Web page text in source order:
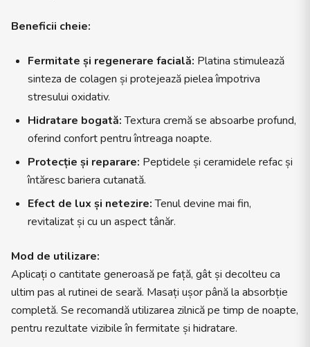
Beneficii cheie:
Fermitate și regenerare facială: Platina stimulează
sinteza de colagen și protejează pielea împotriva
stresului oxidativ.
Hidratare bogată:Textura cremă se absoarbe profund,
oferind confort pentru întreaga noapte.
Protecție și reparare: Peptidele și ceramidele refac și
întăresc bariera cutanată.
Efect de lux și netezire:Tenul devine mai fin,
revitalizat și cu un aspect tânăr.
Mod de utilizare:
Aplicați o cantitate generoasă pe față, gât și decolteu ca
ultim pas al rutinei de seară. Masați ușor până la absorbție
completă. Se recomandă utilizarea zilnică pe timp de noapte,
pentru rezultate vizibile în fermitate și hidratare.